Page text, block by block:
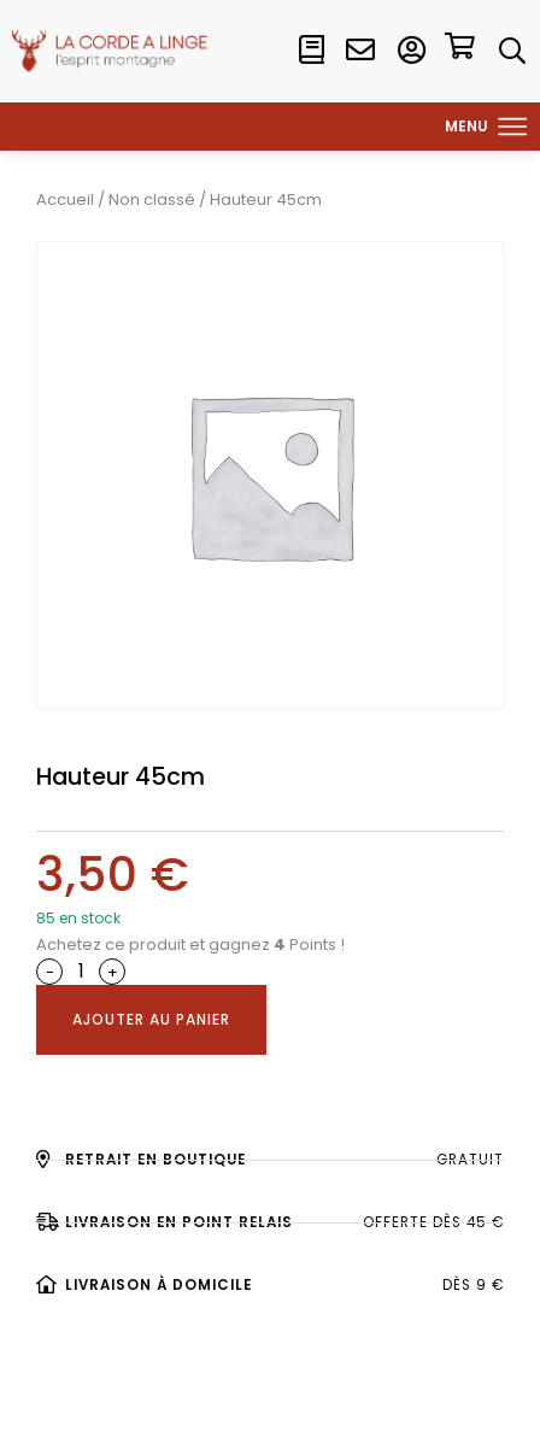
Accueil / Non classé / Hauteur 45cm
Hauteur 45cm
3,50 €
85 en stock
Achetez ce produit et gagnez 4 Points !
-
+
AJOUTER AU PANIER
RETRAIT EN BOUTIQUE GRATUIT
LIVRAISON EN POINT RELAIS OFFERTE DÈS 45 €
LIVRAISON À DOMICILE DÈS 9 €